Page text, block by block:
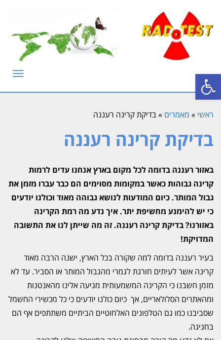
פתח סרגל נגישות
ראשי » מאמרים »בדיקת קרינה רעננה
בדיקת קרינה רעננה
באזור רעננה בדומה לכל מקום בארץ אנחנו עדים לרמות
קרינה גבוהות כאשר במקומות מסוימים הם כבר עברו מזמן את
גבול המותר. כיום המודעות לנושא גבוהה מאוד וכולנו יודעים
כי יש להימנע מחשיפת יתר. איך נדע מה רמת הקרינה
באזורנו? בדיקת קרינה רעננה. זה מה שייתן לנו את התשובה
המדויקת!
בעיר רעננה בדומה למה שקורה בכל הארץ, ישנה הרבה מאוד
קרינה אשר לעיתים חורגת לגמרי מהגבול המותר או הסביר. עד לא
מזמן חשבנו כי הקרינה המשמעותית מגיעה אלינו מהאנטנות
ומהאתרים הסלולאריים, אך כיום כולנו יודעים כי כל מכשירי החשמל
שסביבנו כמו גם הטלפונים האלחוטיים הביתיים משתתפים אף הם
בחגיגה.